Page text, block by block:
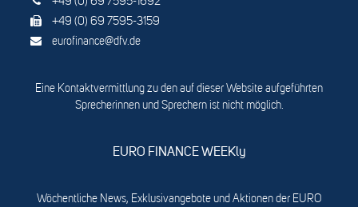
+49 (0) 69 7595-3159
eurofinance@dfv.de
Eine Kontaktvermittlung zu den auf dieser Website aufgeführten
Sprecherinnen und Sprechern ist nicht möglich.
EURO FINANCE WEEKly
Wöchentliche News, Exklusivangebote und Aktionen der EURO